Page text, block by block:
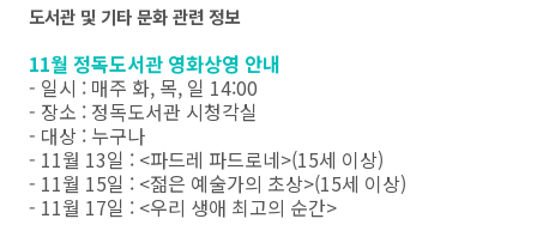
도서관 및 기타 문화 관련 정보
11월 정독도서관 영화상영 안내
- 일시 : 매주 화, 목, 일 14:00
- 장소 : 정독도서관 시청각실
- 대상 : 누구나
- 11월 13일 : <파드레 파드로네>(15세 이상)
- 11월 15일 : <젊은 예술가의 초상>(15세 이상)
- 11월 17일 : <우리 생애 최고의 순간>